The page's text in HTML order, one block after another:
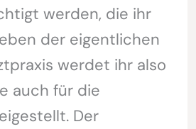
werden, die ihr
der eigentlichen
werdet ihr also
auch für die
Der